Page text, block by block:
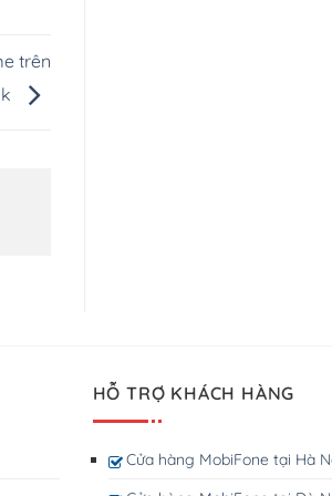
trên
HỖ TRỢ KHÁCH HÀNG
Cửa hàng MobiFone tại Hà